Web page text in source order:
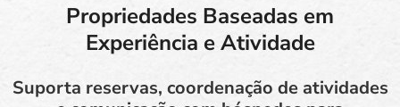
Propriedades Baseadas em
Experiência e Atividade
Suporta reservas, coordenação de atividades